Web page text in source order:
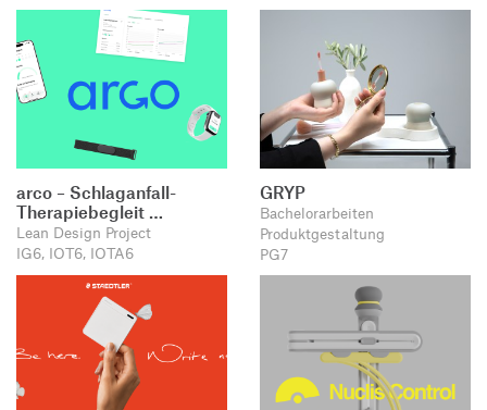
arco – Schlaganfall-
Therapiebegleit …
Lean Design Project
IG6, IOT6, IOTA6
GRYP
Bachelorarbeiten
Produktgestaltung
PG7